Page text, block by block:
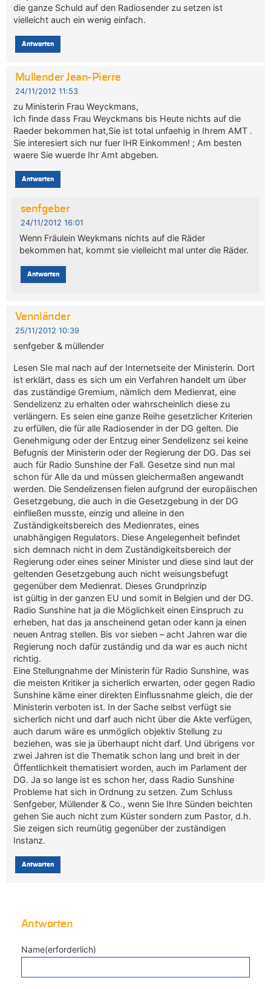
die ganze Schuld auf den Radiosender zu setzen ist
vielleicht auch ein wenig einfach.
Antworten
Mullender Jean-Pierre
24/11/2012 11:53
zu Ministerin Frau Weyckmans,
Ich finde dass Frau Weyckmans bis Heute nichts auf die
Raeder bekommen hat,Sie ist total unfaehig in Ihrem AMT .
Sie interesiert sich nur fuer IHR Einkommen! ; Am besten
waere Sie wuerde Ihr Amt abgeben.
Antworten
senfgeber
24/11/2012 16:01
Wenn Fräulein Weykmans nichts auf die Räder
bekommen hat, kommt sie vielleicht mal unter die Räder.
Antworten
Vennländer
25/11/2012 10:39
senfgeber & müllender
Lesen SIe mal nach auf der Internetseite der Ministerin. Dort
ist erklärt, dass es sich um ein Verfahren handelt um über
das zuständige Gremium, nämlich dem Medienrat, eine
Sendelizenz zu erhalten oder wahrscheinlich diese zu
verlängern. Es seien eine ganze Reihe gesetzlicher Kriterien
zu erfüllen, die für alle Radiosender in der DG gelten. Die
Genehmigung oder der Entzug einer Sendelizenz sei keine
Befugnis der Ministerin oder der Regierung der DG. Das sei
auch für Radio Sunshine der Fall. Gesetze sind nun mal
schon für Alle da und müssen gleichermaßen angewandt
werden. Die Sendelizensen fielen aufgrund der europäischen
Gesetzgebung, die auch in die Gesetzgebung in der DG
einfließen musste, einzig und alleine in den
Zuständigkeitsbereich des Medienrates, eines
unabhängigen Regulators. Diese Angelegenheit befindet
sich demnach nicht in dem Zuständigkeitsbereich der
Regierung oder eines seiner Minister und diese sind laut der
geltenden Gesetzgebung auch nicht weisungsbefugt
gegenüber dem Medienrat. Dieses Grundprinzip
ist gültig in der ganzen EU und somit in Belgien und der DG.
Radio Sunshine hat ja die Möglichkeit einen Einspruch zu
erheben, hat das ja anscheinend getan oder kann ja einen
neuen Antrag stellen. Bis vor sieben – acht Jahren war die
Regierung noch dafür zuständig und da war es auch nicht
richtig.
Eine Stellungnahme der Ministerin für Radio Sunshine, was
die meisten Kritiker ja sicherlich erwarten, oder gegen Radio
Sunshine käme einer direkten Einflussnahme gleich, die der
Ministerin verboten ist. In der Sache selbst verfügt sie
sicherlich nicht und darf auch nicht über die Akte verfügen,
auch darum wäre es unmöglich objektiv Stellung zu
beziehen, was sie ja überhaupt nicht darf. Und übrigens vor
zwei Jahren ist die Thematik schon lang und breit in der
Öffentlichkeit thematisiert worden, auch im Parlament der
DG. Ja so lange ist es schon her, dass Radio Sunshine
Probleme hat sich in Ordnung zu setzen. Zum Schluss
Senfgeber, Müllender & Co., wenn Sie Ihre Sünden beichten
gehen Sie auch nicht zum Küster sondern zum Pastor, d.h.
Sie zeigen sich reumütig gegenüber der zuständigen
Instanz.
Antworten
Antworten
Name(erforderlich)